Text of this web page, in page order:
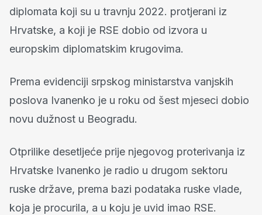
diplomata koji su u travnju 2022. protjerani iz
Hrvatske, a koji je RSE dobio od izvora u
europskim diplomatskim krugovima.
Prema evidenciji srpskog ministarstva vanjskih
poslova Ivanenko je u roku od šest mjeseci dobio
novu dužnost u Beogradu.
Otprilike desetljeće prije njegovog proterivanja iz
Hrvatske Ivanenko je radio u drugom sektoru
ruske države, prema bazi podataka ruske vlade,
koja je procurila, a u koju je uvid imao RSE.